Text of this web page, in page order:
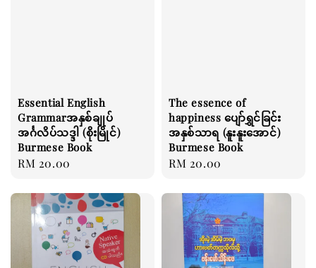
Essential English
Grammarအနှစ်ချုပ်
အင်္ဂလိပ်သဒ္ဒါ (စိုးမြိုင်)
Burmese Book
Regular
RM 20.00
The essence of
happiness ပျော်ရွှင်ခြင်း
အနှစ်သာရ (နူးနူးအောင်)
Burmese Book
Regular
RM 20.00